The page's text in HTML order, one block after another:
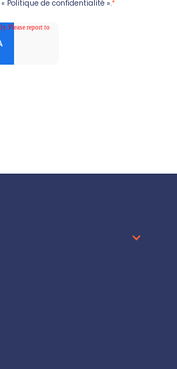
« Politique de confidentialité ».*